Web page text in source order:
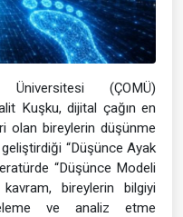
(ÇOMÜ)
Kuşku, dijital çağın en
olan bireylerin düşünme
“Düşünce Ayak
“Düşünce Modeli
bireylerin bilgiyi
ve analiz etme